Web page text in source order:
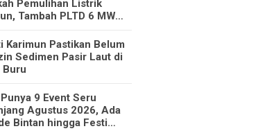
Pemulihan Listrik
Tambah PLTD 6 MW…
Karimun Pastikan Belum
Sedimen Pasir Laut di
Buru
9 Event Seru
Agustus 2026, Ada
Bintan hingga Festi…